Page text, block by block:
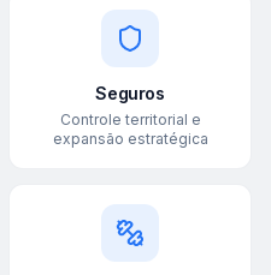
Seguros
Controle territorial e
expansão estratégica